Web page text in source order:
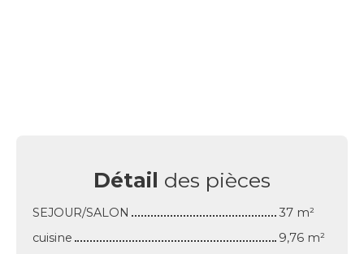
Détail des pièces
SEJOUR/SALON
37 m²
cuisine
9,76 m²